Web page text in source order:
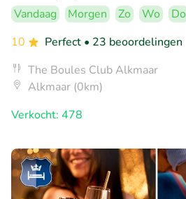
Vandaag Morgen Zo Wo
Do
10
Perfect • 23 beoordelingen
The Boules Club Alkmaar
Alkmaar (0km)
Verkocht: 478